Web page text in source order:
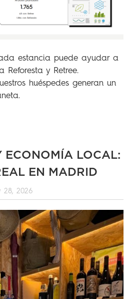
estancia puede ayudar a
Reforesta y Retree.
huéspedes generan un
ECONOMÍA LOCAL:
EN MADRID
28, 2026